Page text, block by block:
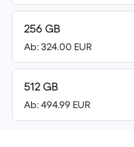
256 GB
Ab: 324.00 EUR
512 GB
Ab: 494.99 EUR